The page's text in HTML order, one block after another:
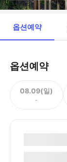
옵션예약
옵션예약
08.09(일)
-